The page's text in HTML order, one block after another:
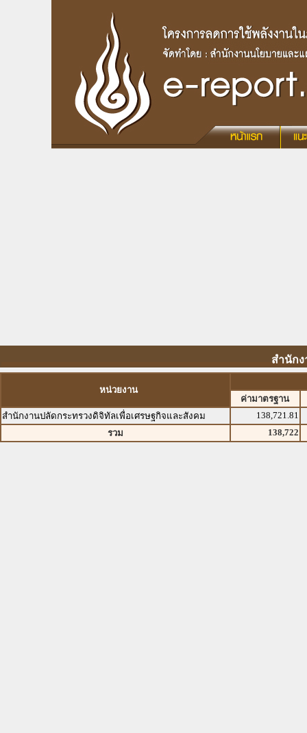
สำนัก
หน่วยงาน
ค่ามาตรฐาน
สำนักงานปลัดกระทรวงดิจิทัลเพื่อเศรษฐกิจและสังคม
138,721.81
รวม
138,722